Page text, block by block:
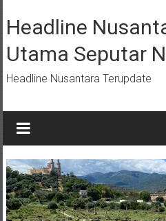
ke
konten
Headline
Utama Seputar
Headline Nusantara Terupdate